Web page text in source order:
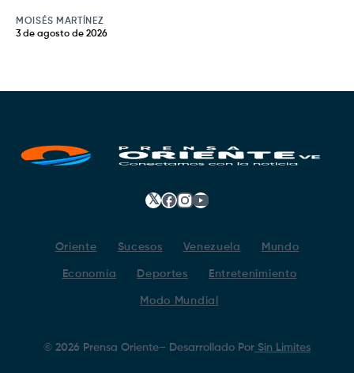
MOISÉS MARTÍNEZ
3 de agosto de 2026
𝕏 Facebook
Instagram
YouTube
Oriente Sucesos Venezuela Mundo
Economía Deportes Entretenimiento
Modo Mundial
© 2026 Prensa Oriente– Desarrollado Por Sin Limites